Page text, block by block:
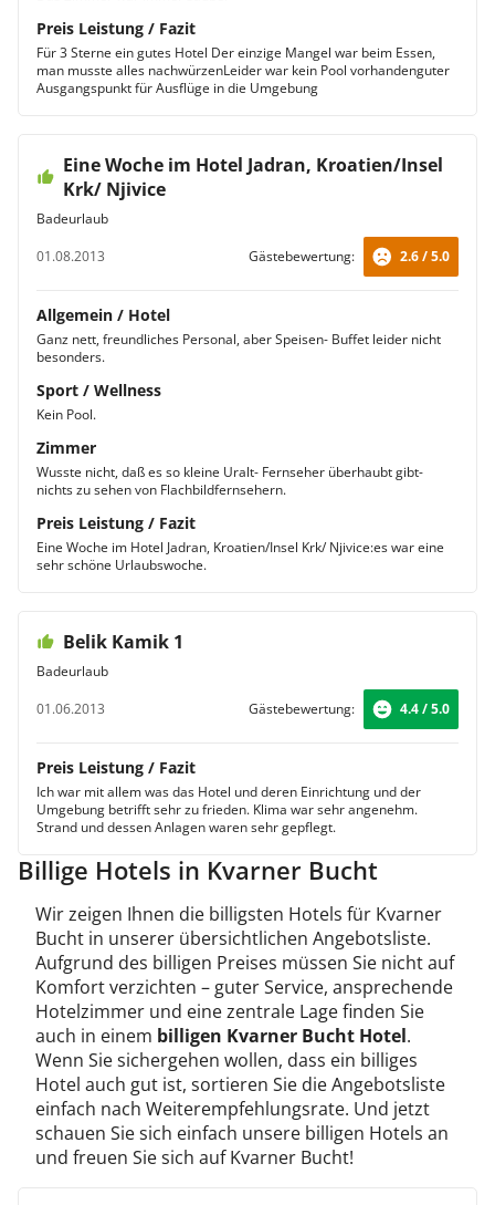
Preis Leistung / Fazit
Für 3 Sterne ein gutes Hotel Der einzige Mangel war beim Essen,
man musste alles nachwürzenLeider war kein Pool vorhandenguter
Ausgangspunkt für Ausflüge in die Umgebung
Eine Woche im Hotel Jadran, Kroatien/Insel
Krk/ Njivice
Badeurlaub
01.08.2013
Gästebewertung: 2.6 / 5.0
Allgemein / Hotel
Ganz nett, freundliches Personal, aber Speisen- Buffet leider nicht
besonders.
Sport / Wellness
Kein Pool.
Zimmer
Wusste nicht, daß es so kleine Uralt- Fernseher überhaubt gibt-
nichts zu sehen von Flachbildfernsehern.
Preis Leistung / Fazit
Eine Woche im Hotel Jadran, Kroatien/Insel Krk/ Njivice:es war eine
sehr schöne Urlaubswoche.
Belik Kamik 1
Badeurlaub
01.06.2013
Gästebewertung: 4.4 / 5.0
Preis Leistung / Fazit
Ich war mit allem was das Hotel und deren Einrichtung und der
Umgebung betrifft sehr zu frieden. Klima war sehr angenehm.
Strand und dessen Anlagen waren sehr gepflegt.
Billige Hotels in Kvarner Bucht
Wir zeigen Ihnen die billigsten Hotels für Kvarner
Bucht in unserer übersichtlichen Angebotsliste.
Aufgrund des billigen Preises müssen Sie nicht auf
Komfort verzichten – guter Service, ansprechende
Hotelzimmer und eine zentrale Lage finden Sie
auch in einem billigen Kvarner Bucht Hotel.
Wenn Sie sichergehen wollen, dass ein billiges
Hotel auch gut ist, sortieren Sie die Angebotsliste
einfach nach Weiterempfehlungsrate. Und jetzt
schauen Sie sich einfach unsere billigen Hotels an
und freuen Sie sich auf Kvarner Bucht!